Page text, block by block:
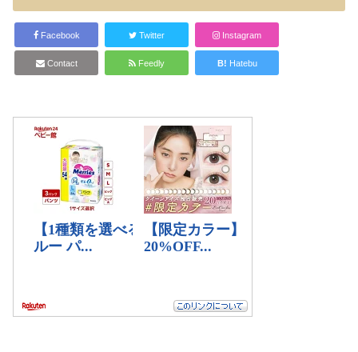
Facebook Twitter Instagram
Contact Feedly B! Hatebu